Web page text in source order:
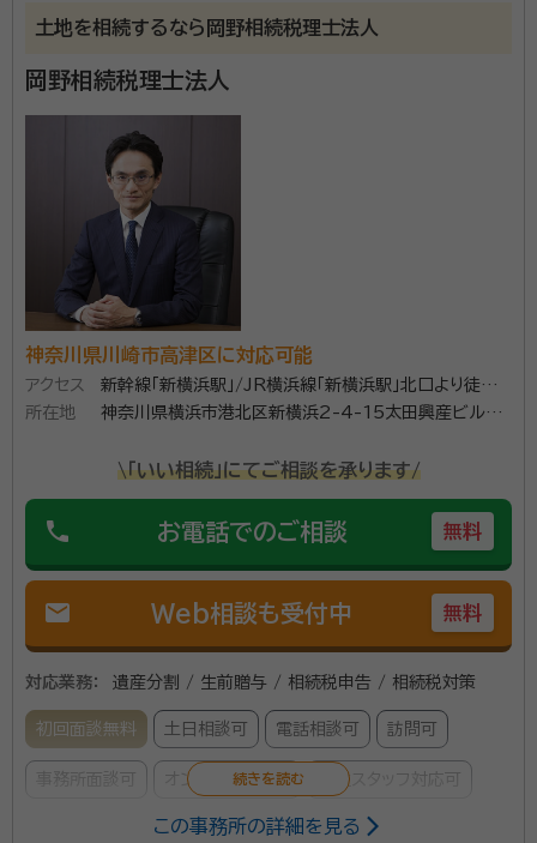
グ業務にも強い税理士法人です。
土地を相続するなら岡野相続税理士法人
岡野相続税理士法人
神奈川県川崎市高津区に対応可能
アクセス
新幹線「新横浜駅」/JR横浜線「新横浜駅」北口より徒歩5
分
所在地
神奈川県横浜市港北区新横浜2-4-15太田興産ビル新
\「いい相続」にてご相談を承ります/
phone お電話でのご相談 無料
mail Web相談も受付中 無料
対応業務： 遺産分割 / 生前贈与 / 相続税申告 / 相続税対策
初回面談無料 土日相談可 電話相談可 訪問可
事務所面談可 オンライン面談可 女性スタッフ対応可
この事務所の詳細を見る